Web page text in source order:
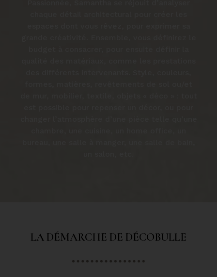
LA DÉMARCHE DE DÉCOBULLE